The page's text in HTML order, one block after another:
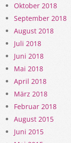
Oktober 2018
September 2018
August 2018
Juli 2018
Juni 2018
Mai 2018
April 2018
März 2018
Februar 2018
August 2015
Juni 2015